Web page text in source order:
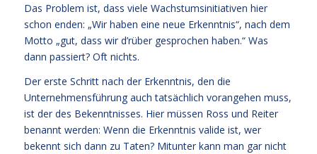
Das Problem ist, dass viele Wachstumsinitiativen hier
schon enden: „Wir haben eine neue Erkenntnis“, nach dem
Motto „gut, dass wir d’rüber gesprochen haben.“ Was
dann passiert? Oft nichts.
Der erste Schritt nach der Erkenntnis, den die
Unternehmensführung auch tatsächlich vorangehen muss,
ist der des Bekenntnisses. Hier müssen Ross und Reiter
benannt werden: Wenn die Erkenntnis valide ist, wer
bekennt sich dann zu Taten? Mitunter kann man gar nicht